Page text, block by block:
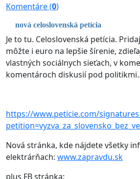
Komentáre (0)
nová celoslovenská petícia
Je to tu. Celoslovenská petícia.
môžte i euro na lepšie šírenie,
vlastných sociálnych sieťach, v
komentároch diskusií pod
https://www.peticie.com/
Nová stránka, kde nájdete všetky
elektrárňach: www.zapravdu.sk
plus FB stránka: